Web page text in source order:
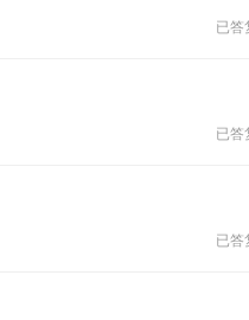
已答
已答
已答